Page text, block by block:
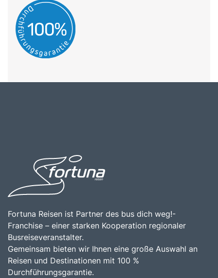
Fortuna Reisen ist Partner des bus dich weg!-
Franchise – einer starken Kooperation regionaler
Busreiseveranstalter.
Gemeinsam bieten wir Ihnen eine große Auswahl an
Reisen und Destinationen mit 100 %
Durchführungsgarantie.